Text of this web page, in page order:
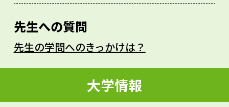
ーツにおける多様な切り口を知り、その先
にあるいろいろなスポーツとの関わり方を
学んでいってほしいと考えています。ま
た、スポーツには特有の素晴らしさがある
反面、性別、人種、障がいの有無などに起
先生への質問
先生の学問へのきっかけは？
大学情報